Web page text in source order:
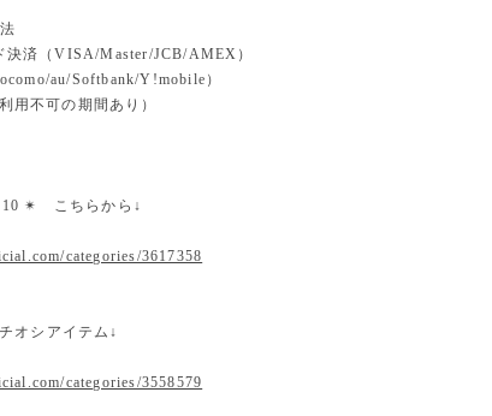
決済（VISA/Master/JCB/AMEX）
au/Softbank/Y!mobile）
用不可の期間あり）
✴︎ こちらから↓
categories/3617358
オシアイテム↓
categories/3558579